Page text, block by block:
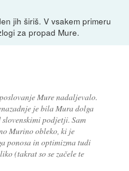
jih širiš. V vsakem primeru
za propad Mure.
Mure nadaljevalo.
je bila Mura dolga
podjetji. Sam
Murino obleko, ki je
ponosa in optimizma tudi
(takrat so se začele te